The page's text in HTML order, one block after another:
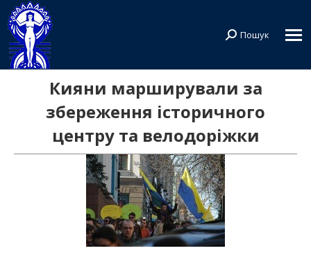
Search:
Пошук
Кияни марширували за
збереження історичного
центру та велодоріжки